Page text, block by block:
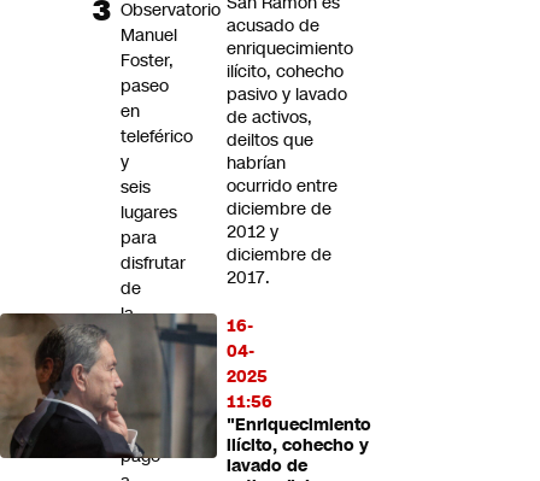
acusado de
enriquecimiento
ilícito, cohecho
pasivo y lavado
de activos,
deiltos que
habrían
ocurrido entre
diciembre de
2012 y
diciembre de
2017.
16-
04-
2025
11:56
"Enriquecimiento
ilícito, cohecho y
lavado de
Observatorio
Manuel
Foster,
paseo
en
teleférico
y
seis
lugares
para
disfrutar
de
la
naturaleza
UEFA
un
pago